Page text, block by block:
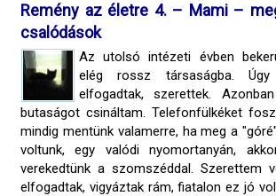
Remény az életre 4. – Mami –
csalódások
Az utolsó intézeti évben
elég rossz társaságba. Úgy
elfogadtak, szerettek.
butaságot csináltam. Telefonfülkéket
mindig mentünk valamerre, ha meg a
voltunk, egy valódi nyomortanyán,
verekedtünk a szomszéddal. Szerettem
elfogadtak, vigyáztak rám, fiatalon ez jó